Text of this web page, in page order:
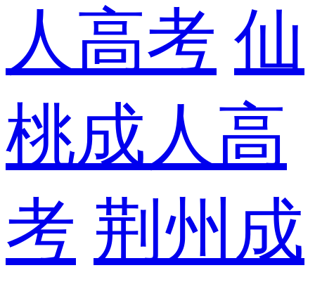
人高考 仙
桃成人高
考 荆州成